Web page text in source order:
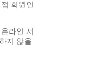
회원인
라인 서
지 않을